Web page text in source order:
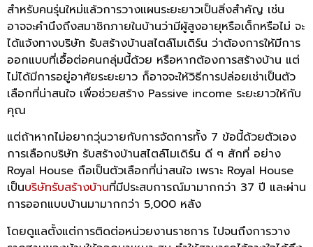
สำหรับคนรุ่นใหม่แล้วการวางแผนระยะยาวเป็นสิ่งสำคัญ เช่น
อาจจะคำนึงถึงสมาชิกภายในบ้านว่ามีผู้สูงอายุหรือเด็กหรือไม่ จะ
ได้แจ้งทางบริษัท รับสร้างบ้านสไตล์โมเดิร์น ว่าต้องการให้มีการ
ออกแบบที่เอื้อต่อคนกลุ่มนี้ด้วย หรือหากต้องการสร้างบ้าน แต่
ไม่ได้มีการอยู่อาศัยระยะยาว ก็อาจจะให้วิธีการปล่อยเช่าเป็นตัว
เลือกที่น่าสนใจ เพื่อช่วยสร้าง Passive income ระยะยาวให้กับ
คุณ
แต่ถ้าหากไม่อยากวุ่นวายกับการจัดการทั้ง 7 ข้อนี้ด้วยตัวเอง
การเลือกบริษัท รับสร้างบ้านสไตล์โมเดิร์น ดี ๆ สักที่ อย่าง
Royal House ถือเป็นตัวเลือกที่น่าสนใจ เพราะ Royal House
เป็นบริษัทรับสร้างบ้านที่มีประสบการณ์มามากกว่า 37 ปี และผ่าน
การออกแบบบ้านมามากกว่า 5,000 หลัง
โดยดูแลตั้งแต่การติดต่อหน่วยงานราชการ ไปจนถึงการวาง